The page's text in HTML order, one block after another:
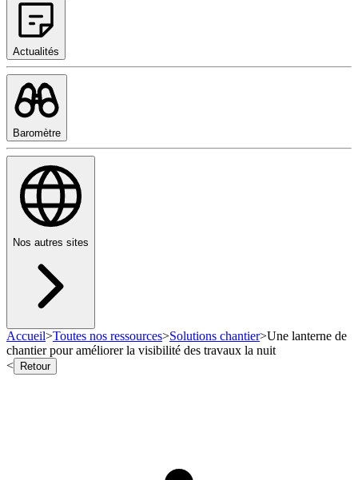
Actualités
Baromètre
Nos autres sites
Accueil>Toutes nos ressources>Solutions chantier>Une lanterne de
chantier pour améliorer la visibilité des travaux la nuit
<
Retour